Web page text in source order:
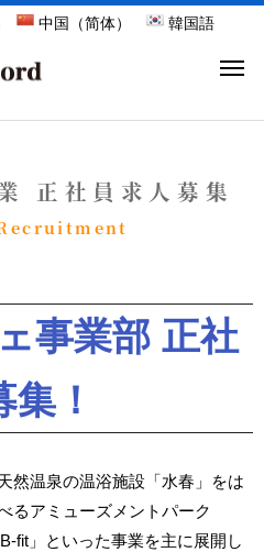
中国（简体） 韓国語
正社員求人募集
事業部 正社
集！
然温泉の温浴施設「水春」をは
るアミューズメントパーク
fit」といった事業を主に展開し